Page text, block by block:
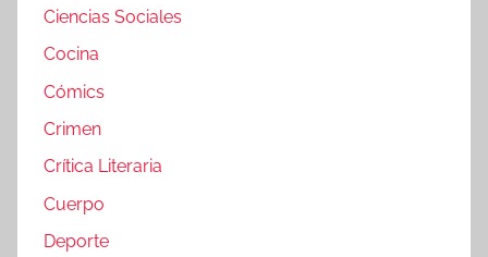
Ciencias Sociales
Cocina
Cómics
Crimen
Crítica Literaria
Cuerpo
Deporte